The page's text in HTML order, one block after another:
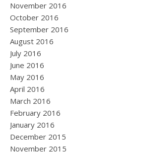
November 2016
October 2016
September 2016
August 2016
July 2016
June 2016
May 2016
April 2016
March 2016
February 2016
January 2016
December 2015
November 2015